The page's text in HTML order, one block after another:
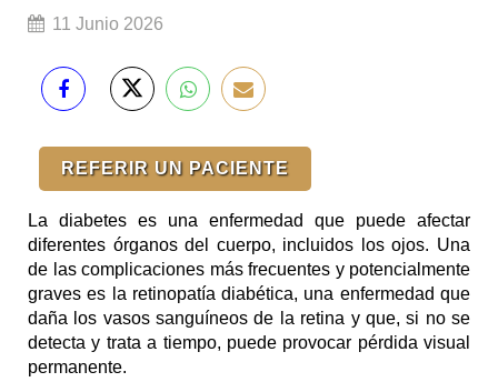
11 Junio 2026
REFERIR UN PACIENTE
La diabetes es una enfermedad que puede afectar
diferentes órganos del cuerpo, incluidos los ojos. Una
de las complicaciones más frecuentes y potencialmente
graves es la retinopatía diabética, una enfermedad que
daña los vasos sanguíneos de la retina y que, si no se
detecta y trata a tiempo, puede provocar pérdida visual
permanente.